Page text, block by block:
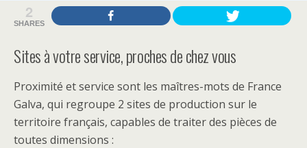
2
SHARES
Sites à votre service, proches de chez vous
Proximité et service sont les maîtres-mots de France
Galva, qui regroupe 2 sites de production sur le
territoire français, capables de traiter des pièces de
toutes dimensions :